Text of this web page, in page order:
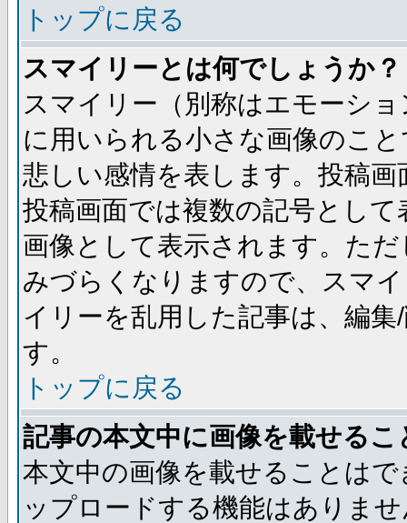
トップに戻る
スマイリーとは何でしょうか？
スマイリー（別称はエモーシ
に用いられる小さな画像のこ
悲しい感情を表します。投稿
投稿画面では複数の記号とし
画像として表示されます。た
みづらくなりますので、スマ
イリーを乱用した記事は、編
す。
トップに戻る
記事の本文中に画像を載せる
本文中の画像を載せることは
ップロードする機能はありま